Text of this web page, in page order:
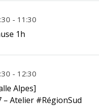
- 11:30
1h
- 12:30
Alpes]
– Atelier #RégionSud